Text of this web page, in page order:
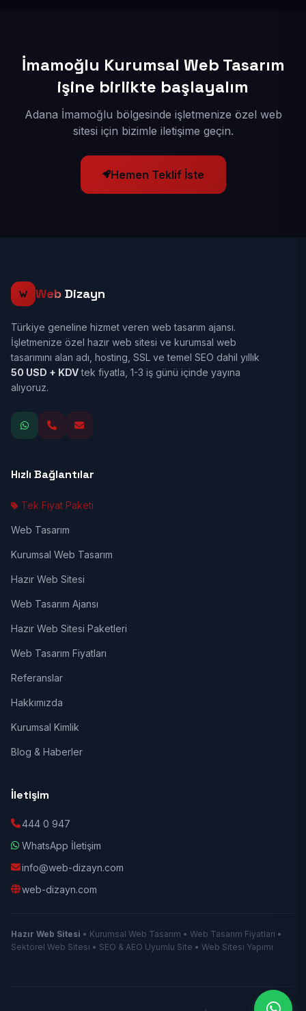
İmamoğlu Kurumsal Web Tasarım
işine birlikte başlayalım
Adana İmamoğlu bölgesinde işletmenize özel web
sitesi için bizimle iletişime geçin.
Hemen Teklif İste
Web Dizayn
Türkiye geneline hizmet veren web tasarım ajansı.
İşletmenize özel hazır web sitesi ve kurumsal web
tasarımını alan adı, hosting, SSL ve temel SEO dahil yıllık
50 USD + KDVtek fiyatla, 1-3 iş günü içinde yayına
alıyoruz.
Hızlı Bağlantılar
Tek Fiyat Paketi
Web Tasarım
Kurumsal Web Tasarım
Hazır Web Sitesi
Web Tasarım Ajansı
Hazır Web Sitesi Paketleri
Web Tasarım Fiyatları
Referanslar
Hakkımızda
Kurumsal Kimlik
Blog & Haberler
İletişim
444 0 947
WhatsApp İletişim
info@web-dizayn.com
web-dizayn.com
Hazır Web Sitesi • Kurumsal Web Tasarım • Web Tasarım Fiyatları •
Sektörel Web Sitesi • SEO & AEO Uyumlu Site • Web Sitesi Yapımı